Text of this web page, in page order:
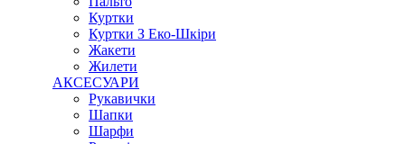
Куртки
Куртки З Еко-Шкіри
Жакети
Жилети
АКСЕСУАРИ
Рукавички
Шапки
Шарфи